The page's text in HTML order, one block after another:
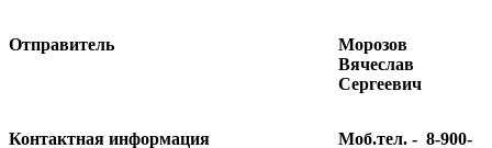
Отправитель
Морозов
Вячеслав
Сергеевич
Контактная информация Моб.тел. - 8-900-